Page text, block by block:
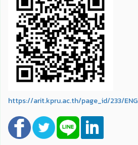
https://arit.kpru.ac.th/page_id/233/ENG